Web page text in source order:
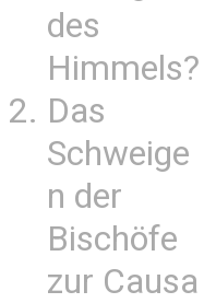
des
Himmels?
Das
Schweige
n der
Bischöfe
zur Causa